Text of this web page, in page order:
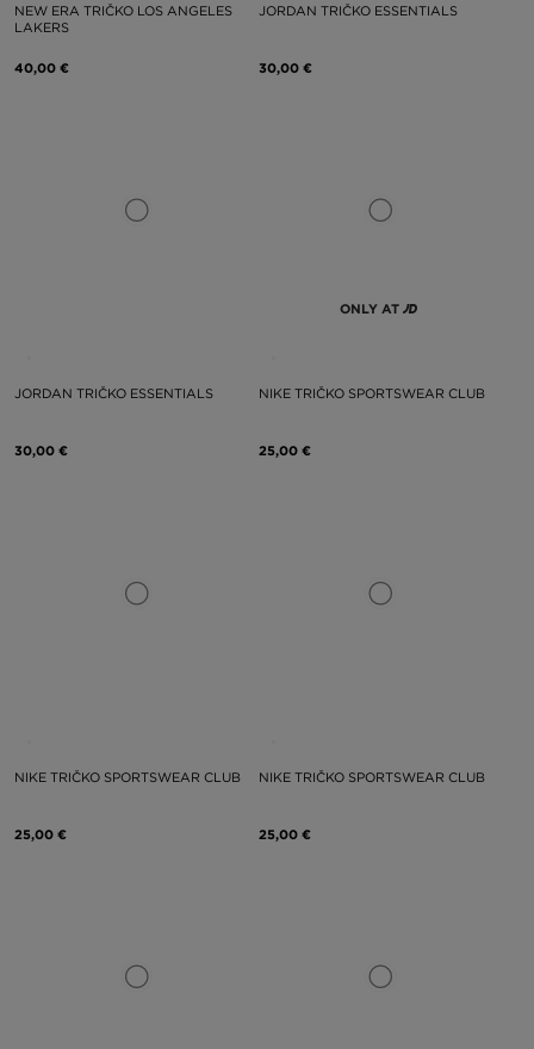
NEW ERA TRIČKO LOS ANGELES
LAKERS
40,00 €
JORDAN TRIČKO ESSENTIALS
30,00 €
JORDAN TRIČKO ESSENTIALS
30,00 €
ONLY AT
NIKE TRIČKO SPORTSWEAR CLUB
25,00 €
NIKE TRIČKO SPORTSWEAR CLUB
25,00 €
NIKE TRIČKO SPORTSWEAR CLUB
25,00 €